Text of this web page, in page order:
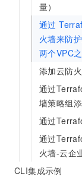
量）
通过
火墙来防
两个VPC
添加云防
通过
墙策略组
通过
通过
火墙-云企
CLI集成示例